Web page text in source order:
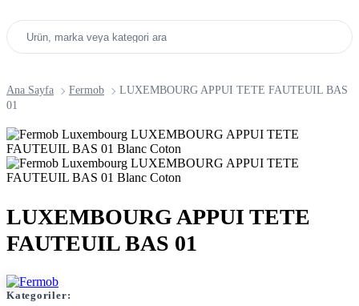
Ürün, marka veya kategori ara
Ana Sayfa Fermob
LUXEMBOURG APPUI TETE FAUTEUIL BAS
01
LUXEMBOURG APPUI TETE
FAUTEUIL BAS 01
Kategoriler: